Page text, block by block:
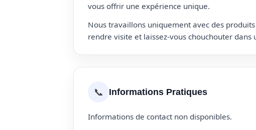
vous offrir une expérience unique.
Nous travaillons uniquement avec des
rendre visite et laissez-vous chouchouter
📞 Informations Pratiques
Informations de contact non disponibles.